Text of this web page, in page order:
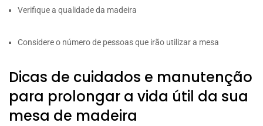
Verifique a qualidade da madeira
Considere o número de pessoas que irão utilizar a mesa
Dicas de cuidados e manutenção
para prolongar a vida útil da sua
mesa de madeira